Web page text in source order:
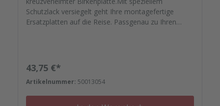
Schutzlack versiegelt geht Ihre montagefertige
Ersatzplatten auf die Reise. Passgenau zu Ihren
Nieten, Schrauben, Kunststoffeinsätzen bis zu
Reparaturplättchen.
Regulärer Preis:
43,75 €*
Artikelnummer: 50013054